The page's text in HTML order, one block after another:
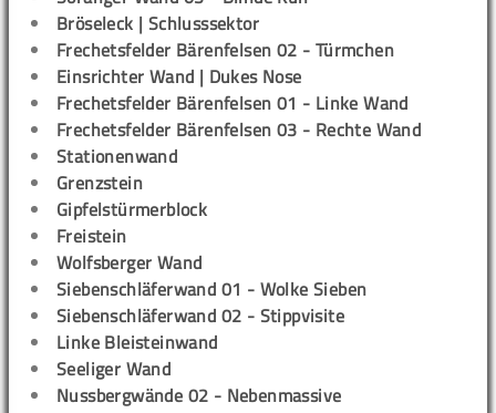
Bröseleck | Schlusssektor
Frechetsfelder Bärenfelsen 02 - Türmchen
Einsrichter Wand | Dukes Nose
Frechetsfelder Bärenfelsen 01 - Linke Wand
Frechetsfelder Bärenfelsen 03 - Rechte Wand
Stationenwand
Grenzstein
Gipfelstürmerblock
Freistein
Wolfsberger Wand
Siebenschläferwand 01 - Wolke Sieben
Siebenschläferwand 02 - Stippvisite
Linke Bleisteinwand
Seeliger Wand
Nussbergwände 02 - Nebenmassive